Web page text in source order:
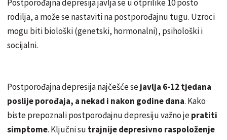
Postporođajna depresija javlja se u otprilike 10 posto
rodilja, a može se nastaviti na postporođajnu tugu. Uzroci
mogu biti biološki (genetski, hormonalni), psihološki i
socijalni.
Postporođajna depresija najčešće sejavlja 6-12 tjedana
poslije porođaja, a nekad i nakon godine dana. Kako
biste prepoznali postporođajnu depresiju važno jepratiti
simptome. Ključni su trajnije depresivno raspoloženje